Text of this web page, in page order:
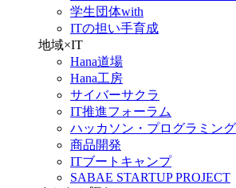
学生団体with
ITの担い手育成
地域×IT
Hana道場
Hana工房
サイバーサクラ
IT推進フォーラム
ハッカソン・プログラミン
商品開発
ITブートキャンプ
SABAE STARTUP PROJECT